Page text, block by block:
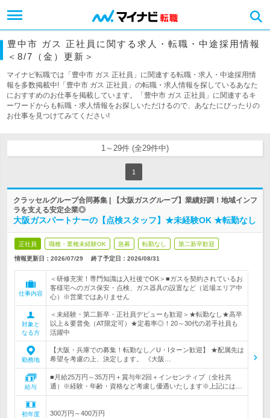
豊中市 ガス 正社員に関する求人・転職・中途採用情報
＜8/7（金）更新＞
マイナビ転職では「豊中市 ガス 正社員」に関連する転職・求人・中途採用情
報を多数掲載中!「豊中市 ガス 正社員」の転職・求人情報を探しているあなた
におすすめのお仕事を掲載しています。「豊中市 ガス 正社員」に関連するキ
ーワードからも転職・求人情報をお探しいただけるので、あなたにぴったりの
お仕事を見つけてみてください!
1～29件 (全29件中)
1
クラッセルグループ合同募集 | 【大阪ガスグループ】業績好調！地域インフ
ラを支える安定企業◎
大阪ガスパートナーの【点検スタッフ】★未経験OK ★転勤なし
正社員 職種・業種未経験OK 急募 転勤なし 第二新卒歓迎
情報更新日：2026/07/29 終了予定日： 2026/08/31
仕事内容
＜研修充実！専門知識は入社後でOK＞■ガスを契約されているお
客様宅へのガス保安・点検、ガス器具の設置など（近場エリア中
心）※営業ではありません
対象と
なる方
＜未経験・第二新卒・正社員デビューも歓迎＞★転勤なし★高卒
以上＆要普免（AT限定可）★定着率◎！20～30代の若手社員も
活躍中
勤務地
【大阪・兵庫での募集！転勤なし／U・Iターン歓迎】 ★配属先は
希望を考慮の上、決定します。 《大阪…
給与
■月給25万円～35万円＋賞与年2回＋インセンティブ（全社共
通）※経験・年齢・資格など考慮し優遇いたします※上記には…
初年度
300万円～400万円